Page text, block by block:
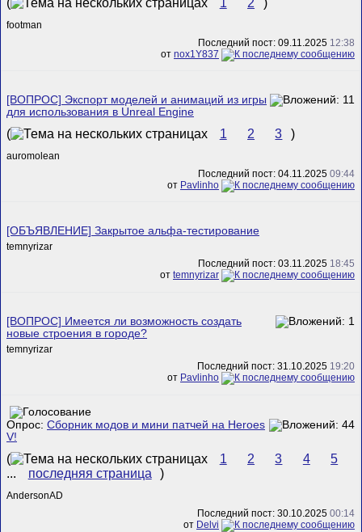
footman
Последний пост: 09.11.2025 12:38
от nox1Y837
[ВОПРОС] Экспорт моделей и анимаций из игры
для использования в Unreal Engine
( 1 2 3 )
auromolean
Последний пост: 04.11.2025 09:44
от Pavlinho
[ОБЪЯВЛЕНИЕ] Закрытое альфа-тестирование
temnyrizar
Последний пост: 03.11.2025 18:45
от temnyrizar
[ВОПРОС] Имеется ли возможность создать
новые строения в городе?
temnyrizar
Последний пост: 31.10.2025 19:20
от Pavlinho
Опрос: Сборник модов и мини патчей на Heroes
V!
( 1 2 3 4
5
...
последняя страница )
AndersonAD
Последний пост: 30.10.2025 00:14
от Delvi